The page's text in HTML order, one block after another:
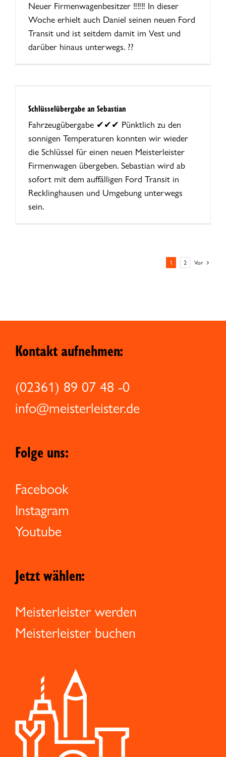
Neuer Firmenwagenbesitzer ‼‼‼ In dieser
Woche erhielt auch Daniel seinen neuen Ford
Transit und ist seitdem damit im Vest und
darüber hinaus unterwegs. ??
Schlüsselübergabe an Sebastian
Fahrzeugübergabe ✔✔✔ Pünktlich zu den
sonnigen Temperaturen konnten wir wieder
die Schlüssel für einen neuen Meisterleister
Firmenwagen übergeben. Sebastian wird ab
sofort mit dem auffälligen Ford Transit in
Recklinghausen und Umgebung unterwegs
sein.
1 2 Vor
Kontakt aufnehmen:
(02361) 89 07 48 -0
info@meisterleister.de
Folge uns:
Facebook
Instagram
Youtube
Jetzt wählen:
Meisterleister werden
Meisterleister buchen